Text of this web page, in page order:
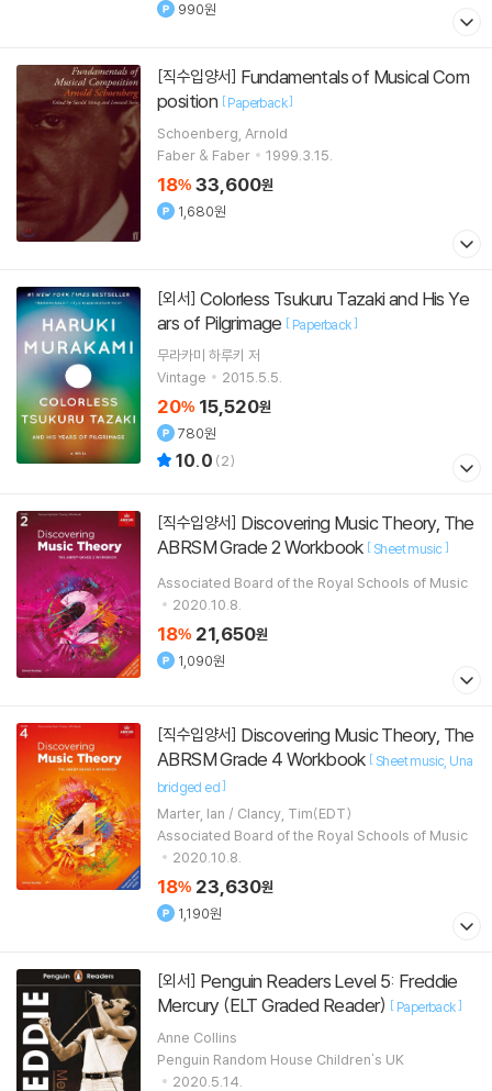
990원
[직수입양서]
position [Paperback]
Schoenberg, Arnold
Faber & Faber
1999.3.15.
18% 33,600원
1,680원
[외서]
ars of Pilgrimage [ Paperback]
무라카미 하루키 저
Vintage
2015.5.5.
20% 15,520원
780원
10.0 (2)
[직수입양서]
ABRSM Grade 2 Workbook [ Sheet music ]
Associated Board of the Royal Schools of Music
2020.10.8.
18% 21,650원
1,090원
[직수입양서]
ABRSM Grade 4 Workbook [ Sheet music Una
bridged ed]
Marter, Ian / Clancy, Tim(EDT)
Associated Board of the Royal Schools of Music
2020.10.8.
18% 23,630원
1,190원
[외서]
Mercury (ELT Graded Reader) [ Paperback]
Anne Collins
Penguin Random House Children's UK
2020.5.14.